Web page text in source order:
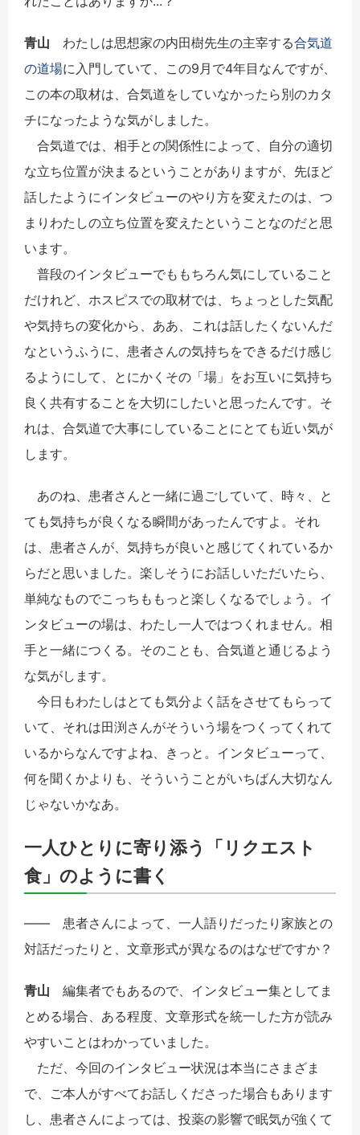
青山 わたしは思想家の内田樹先生の主宰する合気道
の道場に入門していて、この9月で4年目なんですが、
この本の取材は、合気道をしていなかったら別のカタ
チになったような気がしました。
合気道では、相手との関係性によって、自分の適切
な立ち位置が決まるということがありますが、先ほど
話したようにインタビューのやり方を変えたのは、つ
まりわたしの立ち位置を変えたということなのだと思
います。
普段のインタビューでももちろん気にしていること
だけれど、ホスピスでの取材では、ちょっとした気配
や気持ちの変化から、ああ、これは話したくないんだ
なというふうに、患者さんの気持ちをできるだけ感じ
るようにして、とにかくその「場」をお互いに気持ち
良く共有することを大切にしたいと思ったんです。そ
れは、合気道で大事にしていることにとても近い気が
します。
あのね、患者さんと一緒に過ごしていて、時々、と
ても気持ちが良くなる瞬間があったんですよ。それ
は、患者さんが、気持ちが良いと感じてくれているか
らだと思いました。楽しそうにお話しいただいたら、
単純なものでこっちももっと楽しくなるでしょう。イ
ンタビューの場は、わたし一人ではつくれません。相
手と一緒につくる。そのことも、合気道と通じるよう
な気がします。
今日もわたしはとても気分よく話をさせてもらって
いて、それは田渕さんがそういう場をつくってくれて
いるからなんですよね、きっと。インタビューって、
何を聞くかよりも、そういうことがいちばん大切なん
じゃないかなあ。
一人ひとりに寄り添う「リクエスト
食」のように書く
―― 患者さんによって、一人語りだったり家族との
対話だったりと、文章形式が異なるのはなぜですか？
青山 編集者でもあるので、インタビュー集としてま
とめる場合、ある程度、文章形式を統一した方が読み
やすいことはわかっていました。
ただ、今回のインタビュー状況は本当にさまざま
で、ご本人がすべてお話しくださった場合もあります
し、患者さんによっては、投薬の影響で眠気が強くて